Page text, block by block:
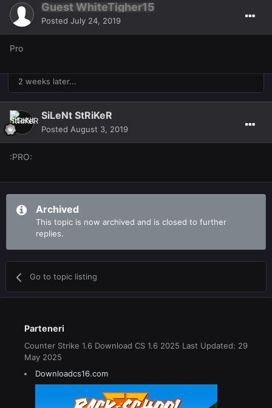
Guest WhiteTigher15
Posted July 24, 2019
Pro
2 weeks later...
SiLeNt StRiKeR
Posted August 3, 2019
:PRO:
Archived
This topic is now archived and is closed to further
replies.
Go to topic listing
Parteneri
Counter Strike 1.6 Download CS 1.6 2025 Last Updated: 29
May 2025
Downloadcs16.com